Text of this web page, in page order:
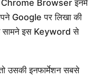
Chrome Browser इनमे
Google पर लिखा की
इस Keyword से
उसकी इनफार्मेशन सबसे